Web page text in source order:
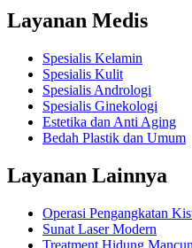
Layanan Medis
Spesialis Kelamin
Spesialis Kulit
Spesialis Andrologi
Spesialis Ginekologi
Estetika dan Anti Aging
Bedah Plastik dan Umum
Layanan Lainnya
Operasi Pengangkatan
Sunat Laser Modern
Treatment Hidung